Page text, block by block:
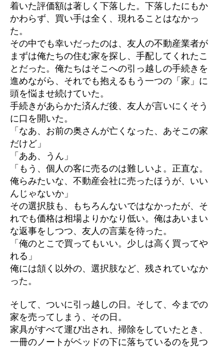
着いた評価額は著しく下落した。下落したにもか
かわらず、買い手は全く、現れることはなかっ
た。
その中でも幸いだったのは、友人の不動産業者が
まずは俺たちの住む家を探し、手配してくれたこ
とだった。俺たちはそこへの引っ越しの手続きを
進めながら、それでも抱えるもう一つの「家」に
頭を悩ませ続けていた。
手続きがあらかた済んだ後、友人が言いにくそう
に口を開いた。
「なあ、お前の奥さんが亡くなった、あそこの家
だけど」
「ああ、うん」
「もう、個人の客に売るのは難しいよ。正直な。
俺らみたいな、不動産会社に売ったほうが、いい
んじゃないか」
その選択肢も、もちろんないではなかったが、そ
れでも価格は相場よりかなり低い。俺はあいまい
な返事をしつつ、友人の言葉を待った。
「俺のとこで買ってもいい。少しは高く買ってや
れる」
俺には頷く以外の、選択肢など、残されていなか
った。
そして、ついに引っ越しの日。そして、今までの
家を売ってしまう、その日。
家具がすべて運び出され、掃除をしていたとき、
一冊のノートがベッドの下に落ちているのを見つ